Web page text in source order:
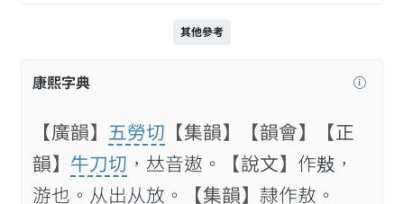
其他參考
康熙字典
【廣韻】 五勞切 【集韻】 【韻會】
【正
韻】 牛刀切 ，𠀤音遨。 【說文】 作𢾍，
游也。从出从放。
【集韻】 隷作敖。